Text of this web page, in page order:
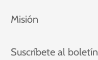
Misión
Suscríbete al boletín